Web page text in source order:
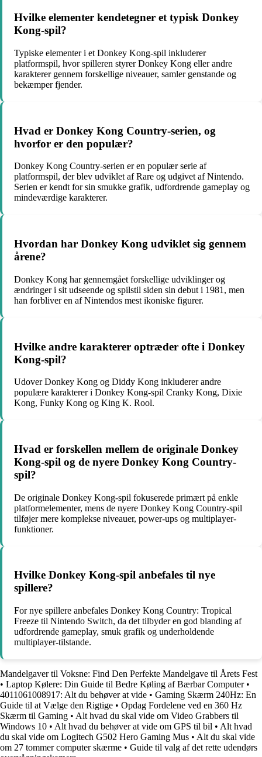
Hvilke elementer kendetegner et typisk Donkey
Kong-spil?
Typiske elementer i et Donkey Kong-spil inkluderer
platformspil, hvor spilleren styrer Donkey Kong eller andre
karakterer gennem forskellige niveauer, samler genstande og
bekæmper fjender.
Hvad er Donkey Kong Country-serien, og
hvorfor er den populær?
Donkey Kong Country-serien er en populær serie af
platformspil, der blev udviklet af Rare og udgivet af Nintendo.
Serien er kendt for sin smukke grafik, udfordrende gameplay og
mindeværdige karakterer.
Hvordan har Donkey Kong udviklet sig gennem
årene?
Donkey Kong har gennemgået forskellige udviklinger og
ændringer i sit udseende og spilstil siden sin debut i 1981, men
han forbliver en af Nintendos mest ikoniske figurer.
Hvilke andre karakterer optræder ofte i Donkey
Kong-spil?
Udover Donkey Kong og Diddy Kong inkluderer andre
populære karakterer i Donkey Kong-spil Cranky Kong, Dixie
Kong, Funky Kong og King K. Rool.
Hvad er forskellen mellem de originale Donkey
Kong-spil og de nyere Donkey Kong Country-
spil?
De originale Donkey Kong-spil fokuserede primært på enkle
platformelementer, mens de nyere Donkey Kong Country-spil
tilføjer mere komplekse niveauer, power-ups og multiplayer-
funktioner.
Hvilke Donkey Kong-spil anbefales til nye
spillere?
For nye spillere anbefales Donkey Kong Country: Tropical
Freeze til Nintendo Switch, da det tilbyder en god blanding af
udfordrende gameplay, smuk grafik og underholdende
multiplayer-tilstande.
Mandelgaver til Voksne: Find Den Perfekte Mandelgave til Årets Fest
• Laptop Kølere: Din Guide til Bedre Køling af Bærbar Computer•
4011061008917: Alt du behøver at vide • Gaming Skærm 240Hz: En
Guide til at Vælge den Rigtige • Opdag Fordelene ved en 360 Hz
Skærm til Gaming • Alt hvad du skal vide om Video Grabbers til
Windows 10 • Alt hvad du behøver at vide om GPS til bil • Alt hvad
du skal vide om Logitech G502 Hero Gaming Mus • Alt du skal vide
om 27 tommer computer skærme • Guide til valg af det rette udendørs